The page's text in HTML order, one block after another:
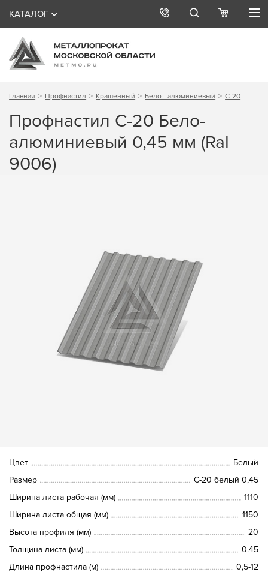
КАТАЛОГ
Главная Профнастил Крашенный Бело - алюминиевый С-20
Профнастил С-20 Бело-
алюминиевый 0,45 мм (Ral
9006)
Цвет
Белый
Размер
С-20 белый 0,45
Ширина листа рабочая (мм)
1110
Ширина листа общая (мм)
1150
Высота профиля (мм)
20
Толщина листа (мм)
0.45
Длина профнастила (м)
0,5-12